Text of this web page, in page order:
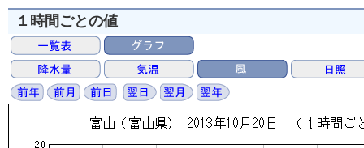
１時間ごとの値